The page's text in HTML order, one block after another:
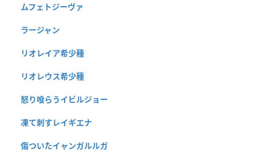
ムフェトジーヴァ
ラージャン
リオレイア希少種
リオレウス希少種
怒り喰らうイビルジョー
凍て刺すレイギエナ
傷ついたイャンガルルガ